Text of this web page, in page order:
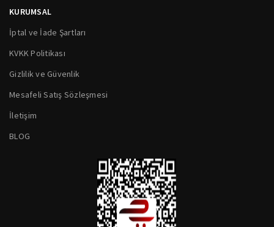
KURUMSAL
İptal ve İade Şartları
KVKK Politikası
Gizlilik ve Güvenlik
Mesafeli Satış Sözleşmesi
İletişim
BLOG